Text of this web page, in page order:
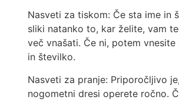
Nasveti za tiskom: Če sta ime in
sliki natanko to, kar želite, vam
več vnašati. Če ni, potem vnesite
in številko.
Nasveti za pranje: Priporočljivo
nogometni dresi operete ročno.